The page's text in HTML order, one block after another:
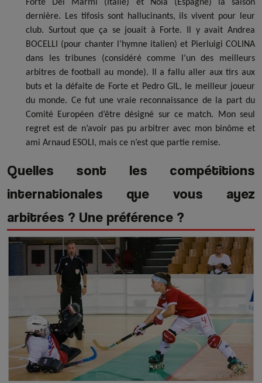
dernière. Les tifosis sont hallucinants, ils vivent pour leur
club. Surtout que ça se jouait à Forte. Il y avait Andrea
BOCELLI (pour chanter l’hymne italien) et Pierluigi COLINA
dans les tribunes (considéré comme l’un des meilleurs
arbitres de football au monde). Il a fallu aller aux tirs aux
buts et la défaite de Forte et Pedro GIL, le meilleur joueur
du monde. Ce fut une vraie reconnaissance de la part du
Comité Européen d’être désigné sur ce match. Mon seul
regret est de n’avoir pas pu arbitrer avec mon binôme et
ami Arnaud ESOLI, mais ce n’est que partie remise.
Quelles sont les compétitions
internationales que vous ayez
arbitrées ? Une préférence ?